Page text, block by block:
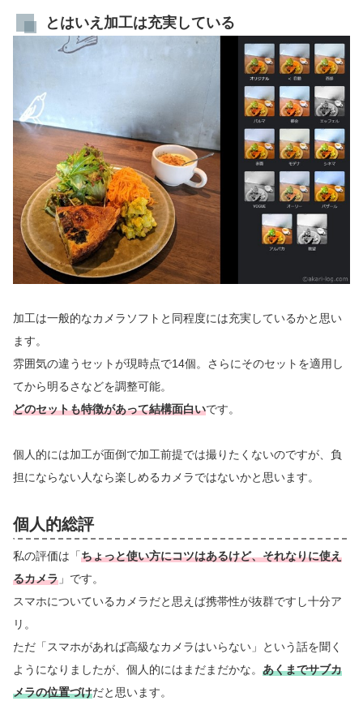
とはいえ加工は充実している
加工は一般的なカメラソフトと同程度には充実しているかと思い
ます。
雰囲気の違うセットが現時点で14個。さらにそのセットを適用し
てから明るさなどを調整可能。
どのセットも特徴があって結構面白いです。
個人的には加工が面倒で加工前提では撮りたくないのですが、負
担にならない人なら楽しめるカメラではないかと思います。
個人的総評
私の評価は「ちょっと使い方にコツはあるけど、それなりに使え
るカメラ 」です。
スマホについているカメラだと思えば携帯性が抜群ですし十分ア
リ。
ただ「スマホがあれば高級なカメラはいらない」という話を聞く
ようになりましたが、個人的にはまだまだかな。 あくまでサブカ
メラの位置づけだと思います。